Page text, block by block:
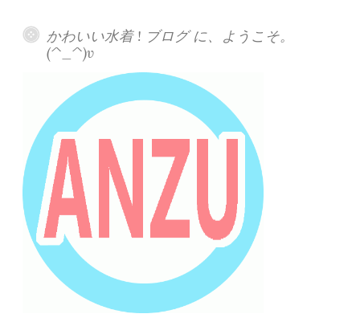
ゲ
ー
ョ
ン
かわいい水着 ! ブログ に、ようこそ。
(^_^)v